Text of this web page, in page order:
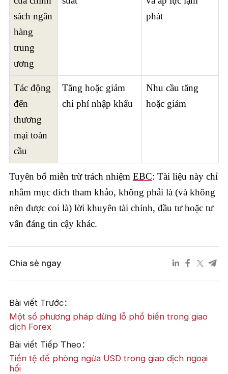
sách ngân
hàng
trung
ương
phát
Tác động
đến
thương
mại toàn
cầu
Tăng hoặc giảm
chi phí nhập khẩu
Nhu cầu tăng
hoặc giảm
Tuyên bố miễn trừ trách nhiệm EBC: Tài liệu này chỉ
nhằm mục đích tham khảo, không phải là (và không
nên được coi là) lời khuyên tài chính, đầu tư hoặc tư
vấn đáng tin cậy khác.
Chia sẻ ngay
Bài viết Trước：
Một số phương pháp dừng lỗ phổ biến trong giao
dịch Forex
Bài viết Tiếp Theo：
Tiền tệ để phòng ngừa USD trong giao dịch ngoại
hối